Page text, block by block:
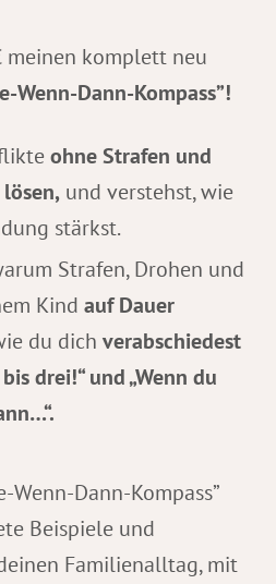
komplett neu
Wenn-Dann-Kompass”!
ohne Strafen und
und verstehst, wie
stärkst.
Strafen, Drohen und
Kindauf Dauer
du dichverabschiedest
drei!“ und „Wenn du
Dann-Kompass”
Beispiele und
Familienalltag, mit